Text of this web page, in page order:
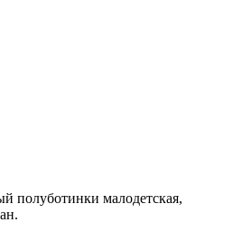
полуботинки малодетская,